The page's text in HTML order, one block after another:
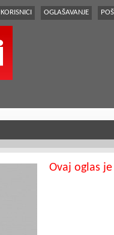
KORISNICI OGLAŠAVANJE
Ovaj oglas